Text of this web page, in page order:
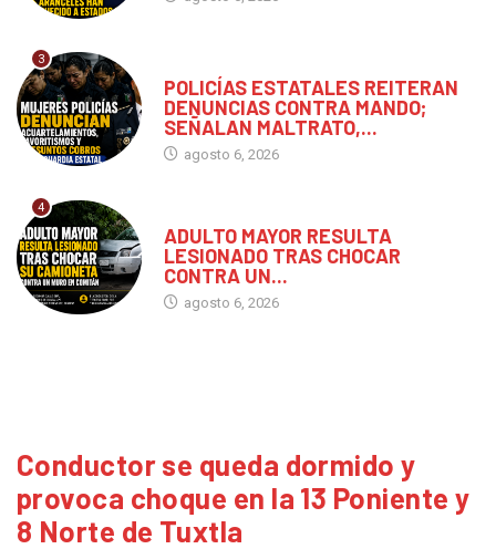
3
POLICÍAS ESTATALES REITERAN
DENUNCIAS CONTRA MANDO;
SEÑALAN MALTRATO,...
agosto 6, 2026
4
ADULTO MAYOR RESULTA
LESIONADO TRAS CHOCAR
CONTRA UN...
agosto 6, 2026
Conductor se queda dormido y
provoca choque en la 13 Poniente y
8 Norte de Tuxtla